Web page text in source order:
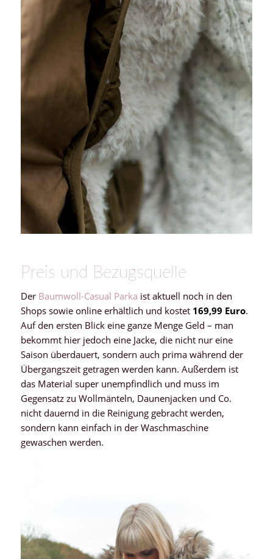
Preis und Bezugsquelle
Der Baumwoll-Casual Parka ist aktuell noch in den
Shops sowie online erhältlich und kostet 169,99 Euro.
Auf den ersten Blick eine ganze Menge Geld – man
bekommt hier jedoch eine Jacke, die nicht nur eine
Saison überdauert, sondern auch prima während der
Übergangszeit getragen werden kann. Außerdem ist
das Material super unempfindlich und muss im
Gegensatz zu Wollmänteln, Daunenjacken und Co.
nicht dauernd in die Reinigung gebracht werden,
sondern kann einfach in der Waschmaschine
gewaschen werden.